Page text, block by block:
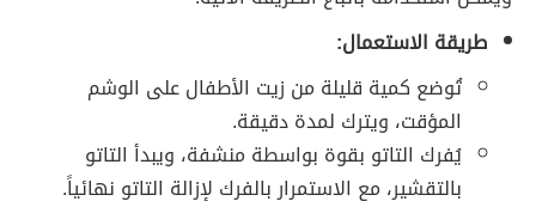
طريقة الاستعمال:
تُوضع كمية قليلة من زيت الأطفال على الوشم
المؤقت، ويترك لمدة دقيقة.
يُفرك التاتو بقوة بواسطة منشفة، ويبدأ التاتو
بالتقشير، مع الاستمرار بالفرك لإزالة التاتو نهائياً.